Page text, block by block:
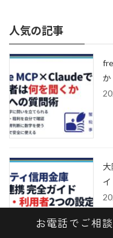
人気の記事
か
大
お電話でご相談